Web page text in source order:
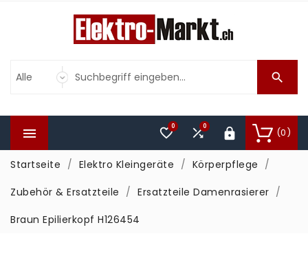

 (0)

0
0
Startseite Elektro Kleingeräte
Körperpflege
Zubehör & Ersatzteile
Ersatzteile Damenrasierer
Braun Epilierkopf H126454